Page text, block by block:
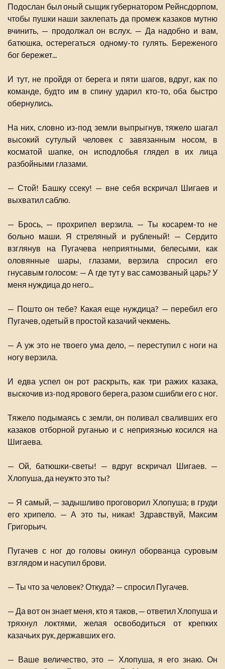
Подослан был оный сыщик губернатором Рейнсдорпом,
чтобы пушки наши заклепать да промеж казаков мутню
вчинить, — продолжал он вслух. — Да надобно и вам,
батюшка, остерегаться одному-то гулять. Береженого
бог бережет...
И тут, не пройдя от берега и пяти шагов, вдруг, как по
команде, будто им в спину ударил кто-то, оба быстро
обернулись.
На них, словно из-под земли выпрыгнув, тяжело шагал
высокий сутулый человек с завязанным носом, в
косматой шапке, он исподлобья глядел в их лица
разбойными глазами.
— Стой! Башку ссеку! — вне себя вскричал Шигаев и
выхватил саблю.
— Брось, — прохрипел верзила. — Ты косарем-то не
больно маши. Я стреляный и рубленый! — Сердито
взглянув на Пугачева неприятными, белесыми, как
оловянные шары, глазами, верзила спросил его
гнусавым голосом: — А где тут у вас самозваный царь? У
меня нуждица до него...
— Пошто он тебе? Какая еще нуждица? — перебил его
Пугачев, одетый в простой казачий чекмень.
— А уж это не твоего ума дело, — переступил с ноги на
ногу верзила.
И едва успел он рот раскрыть, как три ражих казака,
выскочив из-под ярового берега, разом сшибли его с ног.
Тяжело подымаясь с земли, он поливал сваливших его
казаков отборной руганью и с неприязнью косился на
Шигаева.
— Ой, батюшки-светы! — вдруг вскричал Шигаев. —
Хлопуша, да неужто это ты?
— Я самый, — задышливо проговорил Хлопуша; в груди
его хрипело. — А это ты, никак! Здравствуй, Максим
Григорьич.
Пугачев с ног до головы окинул оборванца суровым
взглядом и насупил брови.
— Ты что за человек? Откуда? — спросил Пугачев.
— Да вот он знает меня, кто я таков, — ответил Хлопуша и
тряхнул локтями, желая освободиться от крепких
казачьих рук, державших его.
— Ваше величество, это — Хлопуша, я его знаю. Он